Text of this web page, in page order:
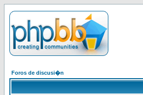
Foros de discusi�n